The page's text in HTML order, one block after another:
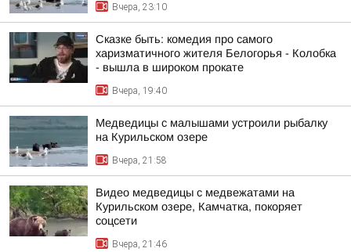
Вчера, 23:10
Сказке быть: комедия про самого
харизматичного жителя Белогорья - Колобка
- вышла в широком прокате
Вчера, 19:40
Медведицы с малышами устроили рыбалку
на Курильском озере
Вчера, 21:58
Видео медведицы с медвежатами на
Курильском озере, Камчатка, покоряет
соцсети
Вчера, 21:46